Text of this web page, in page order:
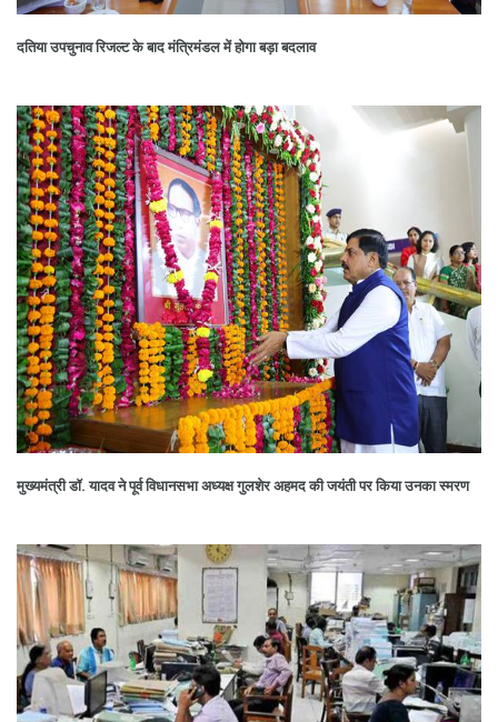
दतिया उपचुनाव रिजल्ट के बाद मंत्रिमंडल में होगा बड़ा बदलाव
मुख्यमंत्री डॉ. यादव ने पूर्व विधानसभा अध्यक्ष गुलशेर अहमद की जयंती पर किया उनका स्मरण